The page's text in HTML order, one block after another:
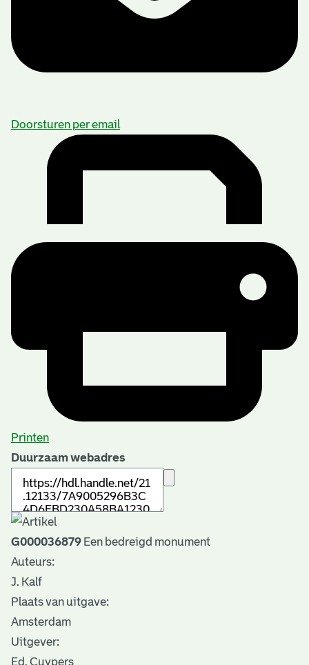
Doorsturen per email
Printen
Duurzaam webadres
G000036879 Een bedreigd monument
Auteurs:
J. Kalf
Plaats van uitgave:
Amsterdam
Uitgever:
Ed. Cuypers